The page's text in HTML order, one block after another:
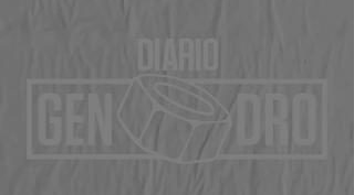
DIARIO